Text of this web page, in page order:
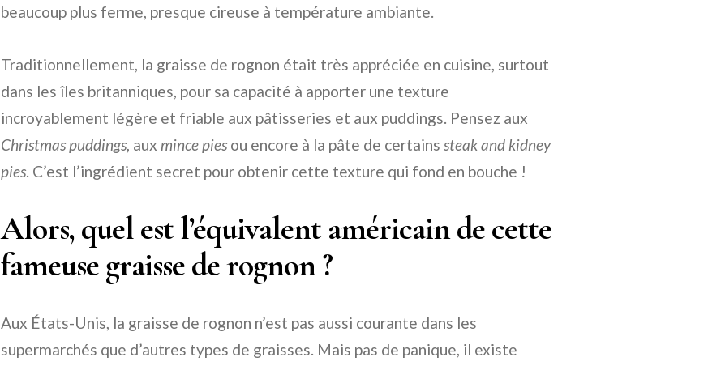
beaucoup plus ferme, presque cireuse à température ambiante.
Traditionnellement, la graisse de rognon était très appréciée en cuisine, surtout
dans les îles britanniques, pour sa capacité à apporter une texture
incroyablement légère et friable aux pâtisseries et aux puddings. Pensez aux
Christmas puddings, aux mince pies ou encore à la pâte de certains steak and kidney
pies. C’est l’ingrédient secret pour obtenir cette texture qui fond en bouche !
Alors, quel est l’équivalent américain de cette
fameuse graisse de rognon ?
Aux États-Unis, la graisse de rognon n’est pas aussi courante dans les
supermarchés que d’autres types de graisses. Mais pas de panique, il existe